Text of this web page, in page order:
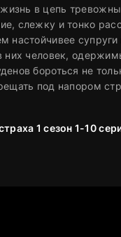
в цепь
слежку и тонко
них человек,
бороться не
под напором
1 сезон 1-10